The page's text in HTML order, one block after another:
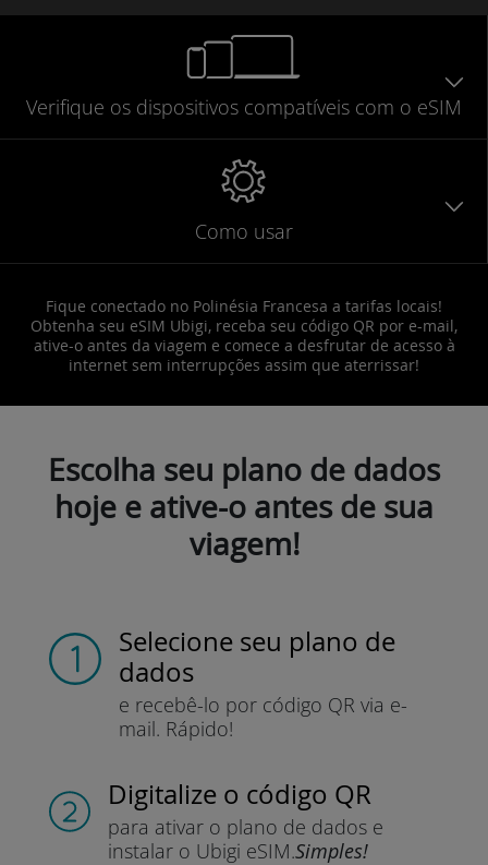
Verifique os dispositivos compatíveis com o eSIM
Como usar
Fique conectado no Polinésia Francesa a tarifas locais!
Obtenha seu eSIM Ubigi, receba seu código QR por e-mail,
ative-o antes da viagem e comece a desfrutar de acesso à
internet sem interrupções assim que aterrissar!
Escolha seu plano de dados
hoje e ative-o antes de sua
viagem!
Selecione seu plano de
dados
e recebê-lo por código QR via e-
mail. Rápido!
Digitalize o código QR
para ativar o plano de dados e
instalar o Ubigi eSIM.Simples!